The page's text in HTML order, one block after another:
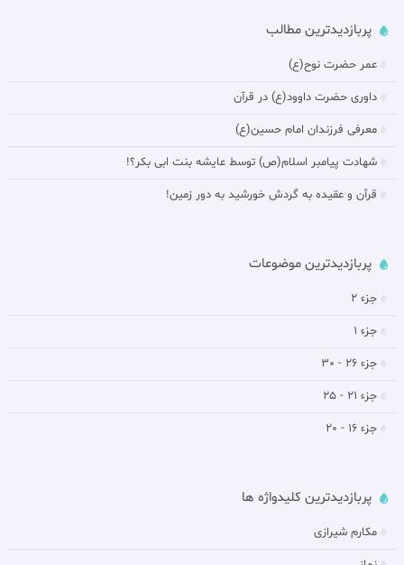
پربازدیدترین مطالب
عمر حضرت نوح(ع)
داورى حضرت داوود(ع) در قرآن
معرفی فرزندان امام حسین(ع)
شهادت پیامبر اسلام(ص) توسط عایشه بنت ابی بکر؟!
قرآن و عقیده به گردش خورشيد به دور زمين!
پربازدیدترین موضوعات
جزء 2
جزء 1
جزء 26 - 30
جزء 21 - 25
جزء 16 - 20
پربازدیدترین کلیدواژه ها
مکارم شیرازی